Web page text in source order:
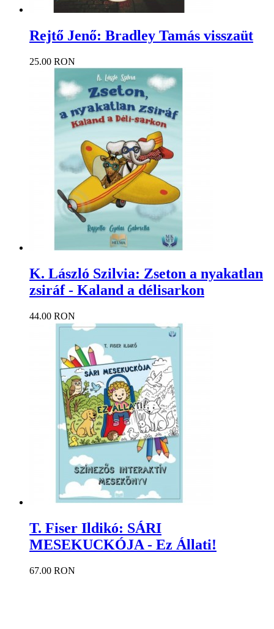
Rejtő Jenő: Bradley Tamás visszaüt
25.00 RON
K. László Szilvia: Zseton a nyakatlan
zsiráf - Kaland a délisarkon
44.00 RON
T. Fiser Ildikó: SÁRI
MESEKUCKÓJA - Ez Állati!
67.00 RON